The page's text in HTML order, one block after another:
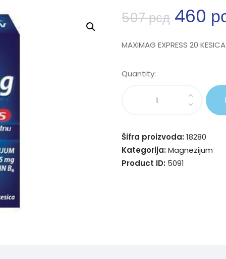
507рсд 460
MAXIMAG EXPRESS 20 KESICA
Quantity:
Šifra proizvoda:18280
Kategorija:Magnezijum
Product ID: 5091